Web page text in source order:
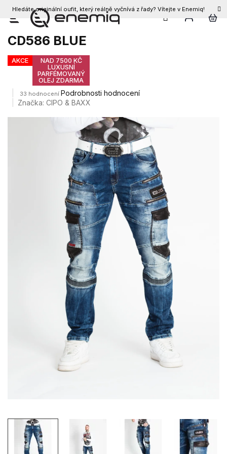
Přejít
obsah
Hledáte originální oufit, který reálně vyčnívá z řady? Vítejte v Enemiq!
CZK
Pánské džíny CIPO & BAXX
CD586 BLUE
AKCE
NAD 7500 KČ
LUXUSNÍ
PARFÉMOVANÝ
OLEJ ZDARMA
Průměrné
hodnocení
33 hodnocení Podrobnosti hodnocení
Značka:CIPO & BAXX